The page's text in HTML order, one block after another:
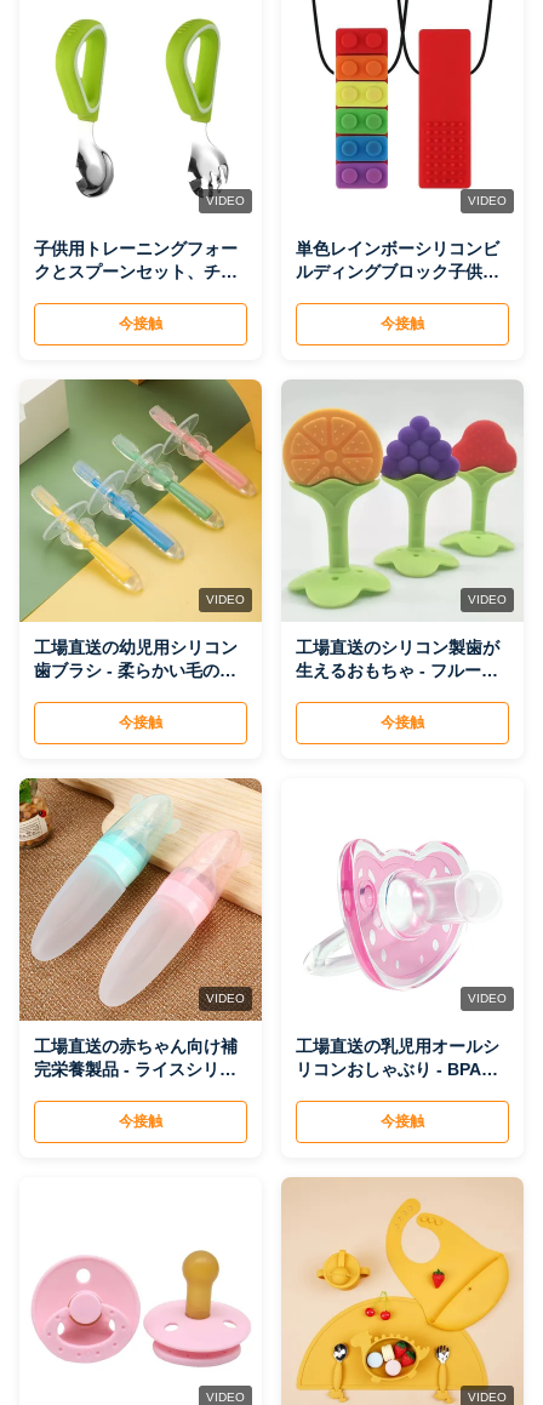
VIDEO
子供用トレーニングフォー
クとスプーンセット、チー
ン、BPAフリーのベビー授
乳器具、工場直接卸売
今接触
VIDEO
単色レインボーシリコンビ
ルディングブロック子供用
BPAフリー歯が生えるおも
ちゃ、工場直接卸売
今接触
VIDEO
工場直送の幼児用シリコン
歯ブラシ - 柔らかい毛のベ
ケア歯ブラシ、幼児にとっ
て安全
今接触
VIDEO
工場直送のシリコン製歯が
生えるおもちゃ - フルーツ
BPAフリーの幼児用の安全
なおしゃぶり
今接触
VIDEO
工場直送の赤ちゃん向け補
完栄養製品 - ライスシリア
ライスフレークボトル、ス
クイズボウルスプーンセッ
今接触
VIDEO
工場直送の乳児用オールシ
リコンおしゃぶり - BPAフ
なベビーおしゃぶり
今接触
VIDEO VIDEO